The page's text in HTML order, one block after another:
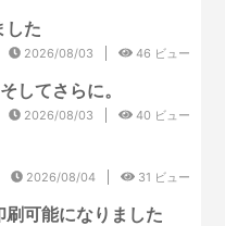
した
2026/08/03 46 ビュー
してさらに。
2026/08/03 40 ビュー
2026/08/04 31 ビュー
可能になりました